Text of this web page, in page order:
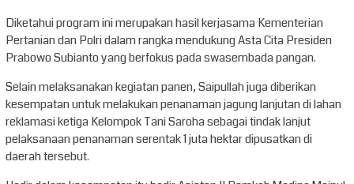
Diketahui program ini merupakan hasil kerjasama Kementerian
Pertanian dan Polri dalam rangka mendukung Asta Cita Presiden
Prabowo Subianto yang berfokus pada swasembada pangan.
Selain melaksanakan kegiatan panen, Saipullah juga diberikan
kesempatan untuk melakukan penanaman jagung lanjutan di lahan
reklamasi ketiga Kelompok Tani Saroha sebagai tindak lanjut
pelaksanaan penanaman serentak 1 juta hektar dipusatkan di
daerah tersebut.